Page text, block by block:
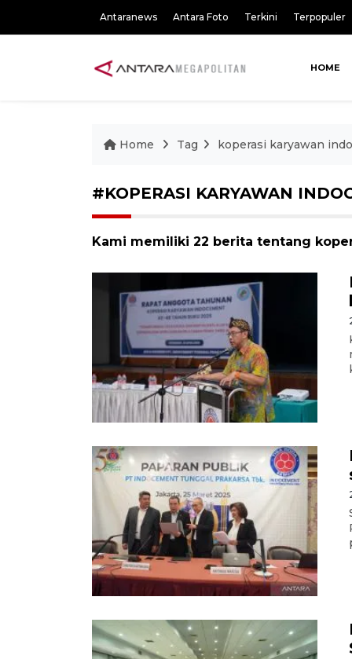
Antaranews Antara Foto Terkini Terpopuler
HOME
Home Tag koperasi karyawan
#KOPERASI KARYAWAN
Kami memiliki 22 berita tentang